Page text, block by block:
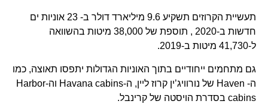
תעשיית הקרוזים תשקיע 9.6 מיליארד דולר ב- 23 אוניות ים
חדשות ב-2020 , תוספת של 38,000 מיטות בהשוואה
גם מתחמים ייחודיים בתוך האוניות הגדולות יתפסו תאוצה, כמו
ה- Haven של נורוויג’ין קרוז ליין, ה-Havana cabins וה-Harbor
cabins בסדרת הויסטה של קרינבל.